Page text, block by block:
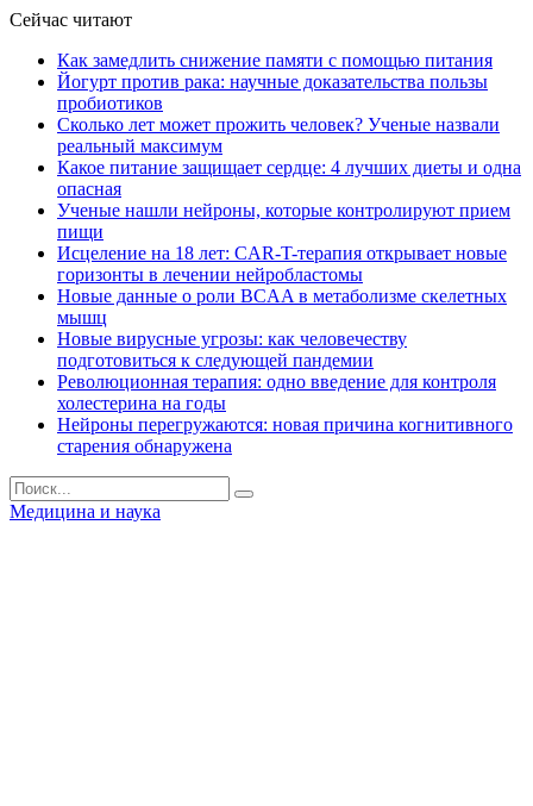
Сейчас читают
Как замедлить снижение памяти с помощью питания
Йогурт против рака: научные доказательства пользы
пробиотиков
Сколько лет может прожить человек? Ученые назвали
реальный максимум
Какое питание защищает сердце: 4 лучших диеты и одна
опасная
Ученые нашли нейроны, которые контролируют прием
пищи
Исцеление на 18 лет: CAR-T-терапия открывает новые
горизонты в лечении нейробластомы
Новые данные о роли BCAA в метаболизме скелетных
мышц
Новые вирусные угрозы: как человечеству
подготовиться к следующей пандемии
Революционная терапия: одно введение для контроля
холестерина на годы
Нейроны перегружаются: новая причина когнитивного
старения обнаружена
Медицина и наука